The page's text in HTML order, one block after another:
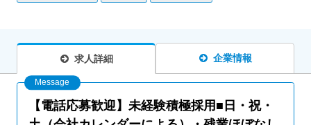
求人詳細 企業情報
【電話応募歓迎】未経験積極採用■日・祝・